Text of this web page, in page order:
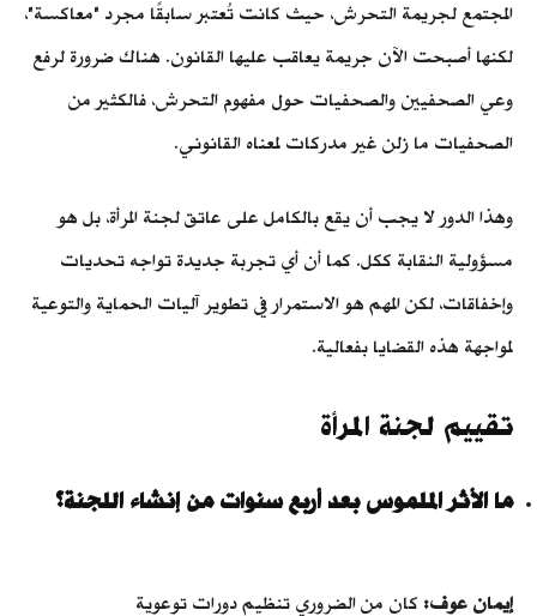
المجتمع لجريمة التحرش، حيث كانت تُعتبر سابقًا مجرد "معاكسة"،
لكنها أصبحت الآن جريمة يعاقب عليها القانون. هناك ضرورة لرفع
وعي الصحفيين والصحفيات حول مفهوم التحرش، فالكثير من
الصحفيات ما زلن غير مدركات لمعناه القانوني.
وهذا الدور لا يجب أن يقع بالكامل على عاتق لجنة المرأة، بل هو
مسؤولية النقابة ككل. كما أن أي تجربة جديدة تواجه تحديات
وإخفاقات، لكن المهم هو الاستمرار في تطوير آليات الحماية والتوعية
لمواجهة هذه القضايا بفعالية.
تقييم لجنة المرأة
ما الأثر الملموس بعد أربع سنوات من إنشاء اللجنة؟
إيمان عوف: كان من الضروري تنظيم دورات توعوية